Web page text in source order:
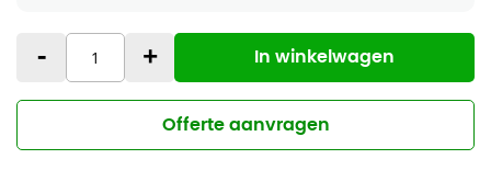
- + In winkelwagen
Offerte aanvragen